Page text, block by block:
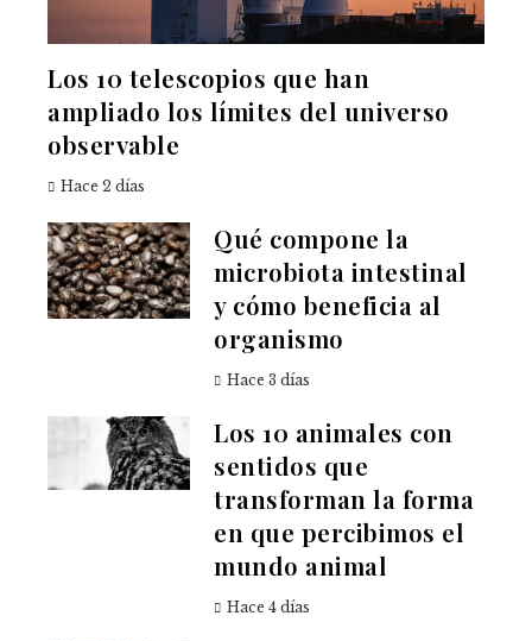
Los 10 telescopios que han
ampliado los límites del universo
observable
Hace 2 días
Qué compone la
microbiota intestinal
y cómo beneficia al
organismo
Hace 3 días
Los 10 animales con
sentidos que
transforman la forma
en que percibimos el
mundo animal
Hace 4 días